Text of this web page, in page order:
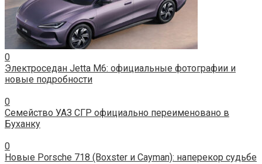
0
Электроседан Jetta M6: официальные фотографии и
новые подробности
0
Семейство УАЗ СГР официально переименовано в
Буханку
0
Новые Porsche 718 (Boxster и Cayman): наперекор судьбе